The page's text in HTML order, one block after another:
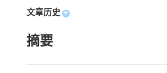
文章历史 +
摘要